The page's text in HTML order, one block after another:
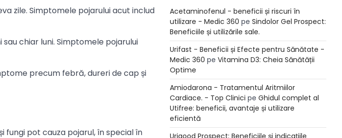
zile. Simptomele pojarului acut includ
chiar luni. Simptomele pojarului
precum febră, dureri de cap și
fungi pot cauza pojarul, în special în
Acetaminofenul - beneficii și riscuri în
utilizare - Medic 360 pe Sindolor Gel Prospect:
Beneficiile și utilizările sale.
Urifast - Beneficii și Efecte pentru Sănătate -
Medic 360 pe Vitamina D3: Cheia Sănătății
Optime
Amiodarona - Tratamentul Aritmiilor
Cardiace. - Top Clinici pe Ghidul complet al
Utifree: beneficii, avantaje și utilizare
eficientă
Urigood Prospect: Beneficiile și indicațiile